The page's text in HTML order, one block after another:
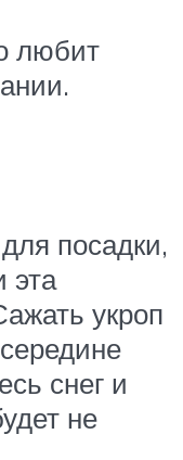
любит
посадки,
эта
укроп
снег и
не